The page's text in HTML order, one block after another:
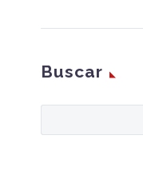
Buscar